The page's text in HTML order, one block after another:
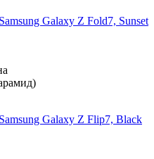
Galaxy Z Fold7, Sunset
Galaxy Z Flip7, Black